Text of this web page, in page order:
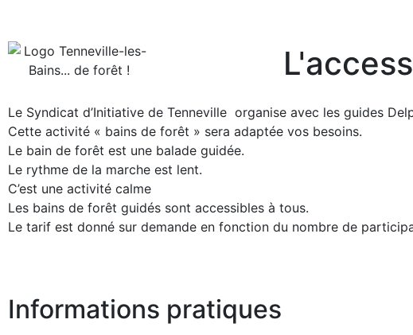
Le Syndicat d’Initiative de Tenneville organise avec les guides
Cette activité « bains de forêt » sera adaptée vos besoins.
Le bain de forêt est une balade guidée.
Le rythme de la marche est lent.
C’est une activité calme
Les bains de forêt guidés sont accessibles à tous.
Le tarif est donné sur demande en fonction du nombre de
Informations pratiques